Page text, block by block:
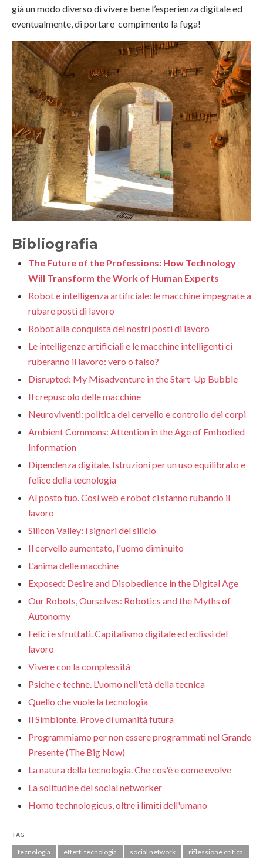
già un modo diverso di vivere bene l’esperienza digitale ed
eventualmente, di portare compimento la fuga!
Bibliografia
The Future of the Professions: How Technology
Will Transform the Work of Human Experts
Robot e intelligenza artificiale: le macchine impegnate a
rubare posti di lavoro
Robot alla conquista dei nostri posti di lavoro
Le intelligenze artificiali e le macchine intelligenti ci
ruberanno il lavoro: vero o falso?
Disrupted: My Misadventure in the Start-Up Bubble
Il crepuscolo delle macchine
Neuroviventi: politica del cervello e controllo dei corpi
Ambient Commons: Attention in the Age of Embodied
Information
Dipendenza digitale. Istruzioni per un uso equilibrato e
felice della tecnologia
Al posto tuo. Così web e robot ci stanno rubando il
lavoro
Silicon Valley: i signori del silicio
Il cervello aumentato, l'uomo diminuito
L'anima delle macchine
Exposed: Desire and Disobedience in the Digital Age
Our Robots, Ourselves: Robotics and the Myths of
Autonomy
Felici e sfruttati. Capitalismo digitale ed eclissi del
lavoro
Vivere con la complessità
Psiche e techne. L'uomo nell'età della tecnica
Quello che vuole la tecnologia
Il Simbionte. Prove di umanità futura
Programmiamo per non essere programmati nel Grande
Presente (The Big Now)
La natura della tecnologia. Che cos'è e come evolve
La solitudine del social networker
Homo technologicus, oltre i limiti dell'umano
TAG
tecnologia effetti tecnologia social network riflessione critica